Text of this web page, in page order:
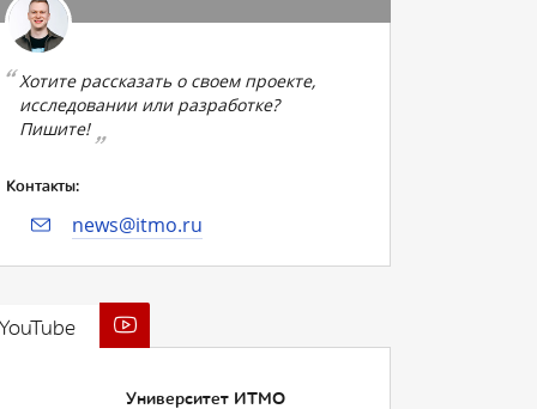
Хотите рассказать о своем проекте,
исследовании или разработке?
Пишите!
Контакты:
news@itmo.ru
Университет ИТМО